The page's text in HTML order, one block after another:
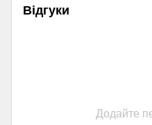
Відгуки
Додайте